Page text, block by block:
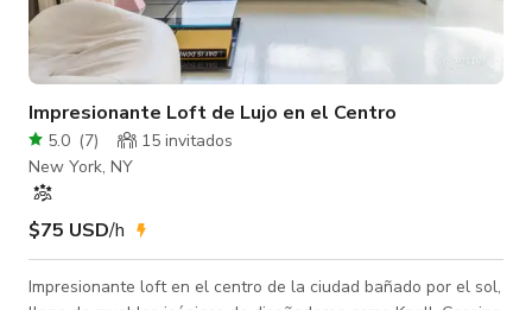
Impresionante Loft de Lujo en el Centro
5.0 (7)
15 invitados
New York, NY
$75 USD/h
Impresionante loft en el centro de la ciudad bañado por el sol,